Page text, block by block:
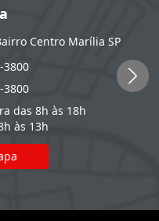
Centro Marília SP
3800
3800
das 8h às 18h
às 13h